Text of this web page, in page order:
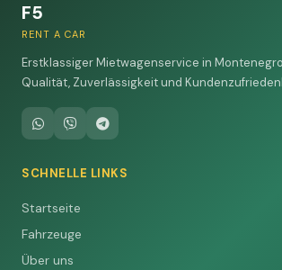
F5
RENT A CAR
Erstklassiger Mietwagenservice in
Qualität, Zuverlässigkeit und
SCHNELLE LINKS
Startseite
Fahrzeuge
Über uns